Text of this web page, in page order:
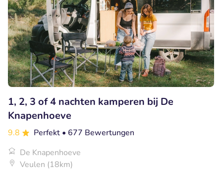
1, 2, 3 of 4 nachten kamperen bij De
Knapenhoeve
9.8 Perfekt • 677 Bewertungen
De Knapenhoeve
Veulen (18km)